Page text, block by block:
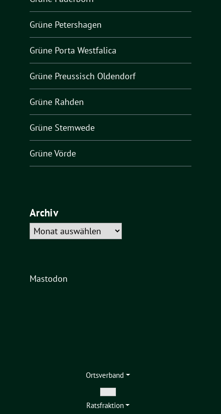
Grüne Petershagen
Grüne Porta Westfalica
Grüne Preussisch Oldendorf
Grüne Rahden
Grüne Stemwede
Grüne Vörde
Archiv
Archiv
Mastodon
Ortsverband
Zeige
Untermenü
Ratsfraktion